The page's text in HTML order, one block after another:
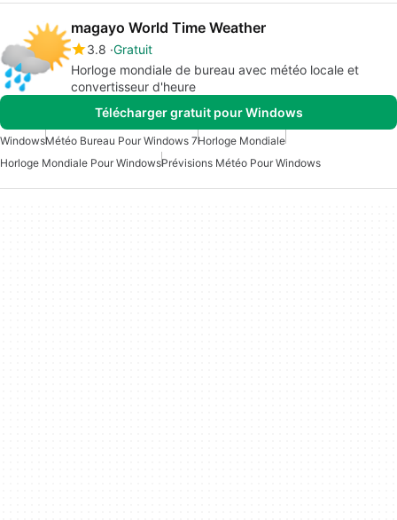
magayo World Time Weather
3.8 Gratuit
Horloge mondiale de bureau avec météo locale et
convertisseur d'heure
Télécharger gratuit pour Windows
WindowsMétéo Bureau Pour Windows 7Horloge Mondiale
Horloge Mondiale Pour WindowsPrévisions Météo Pour Windows